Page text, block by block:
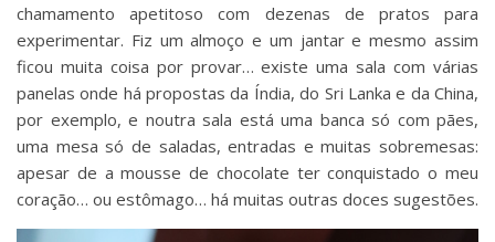
chamamento apetitoso com dezenas de pratos para
experimentar. Fiz um almoço e um jantar e mesmo assim
ficou muita coisa por provar… existe uma sala com várias
panelas onde há propostas da Índia, do Sri Lanka e da China,
por exemplo, e noutra sala está uma banca só com pães,
uma mesa só de saladas, entradas e muitas sobremesas:
apesar de a mousse de chocolate ter conquistado o meu
coração… ou estômago… há muitas outras doces sugestões.